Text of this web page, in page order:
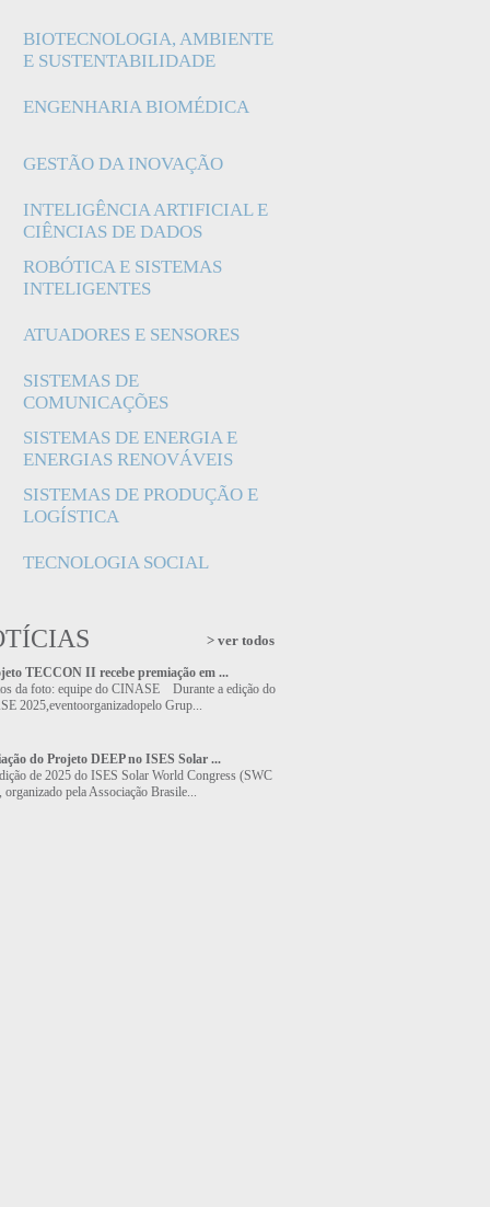
BIOTECNOLOGIA, AMBIENTE
E SUSTENTABILIDADE
ENGENHARIA BIOMÉDICA
GESTÃO DA INOVAÇÃO
INTELIGÊNCIA ARTIFICIAL E
CIÊNCIAS DE DADOS
ROBÓTICA E SISTEMAS
INTELIGENTES
ATUADORES E SENSORES
SISTEMAS DE
COMUNICAÇÕES
SISTEMAS DE ENERGIA E
ENERGIAS RENOVÁVEIS
SISTEMAS DE PRODUÇÃO E
LOGÍSTICA
TECNOLOGIA SOCIAL
> ver todos
TECCON II recebe premiação em ...
da foto: equipe do CINASE Durante a edição do
2025,eventoorganizadopelo Grup...
do Projeto DEEP no ISES Solar ...
de 2025 do ISES Solar World Congress (SWC
organizado pela Associação Brasile...